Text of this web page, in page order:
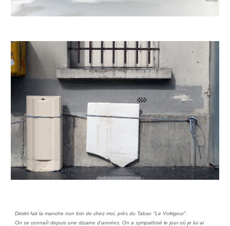
Dimitri fait la manche non loin de chez moi, près du Tabac "Le Voltigeur".
On se connaît depuis une dizaine d’années. On a sympathisé le jour où je lui ai